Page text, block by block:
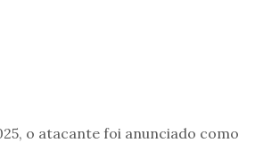
o atacante foi anunciado como